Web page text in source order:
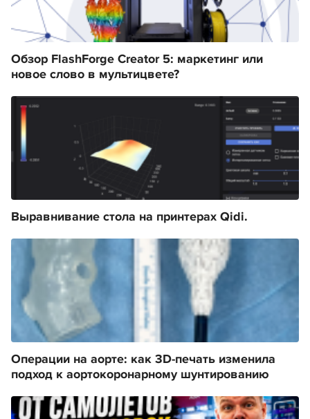
Обзор FlashForge Creator 5: маркетинг или
новое слово в мультицвете?
Выравнивание стола на принтерах Qidi.
Операции на аорте: как 3D-печать изменила
подход к аортокоронарному шунтированию